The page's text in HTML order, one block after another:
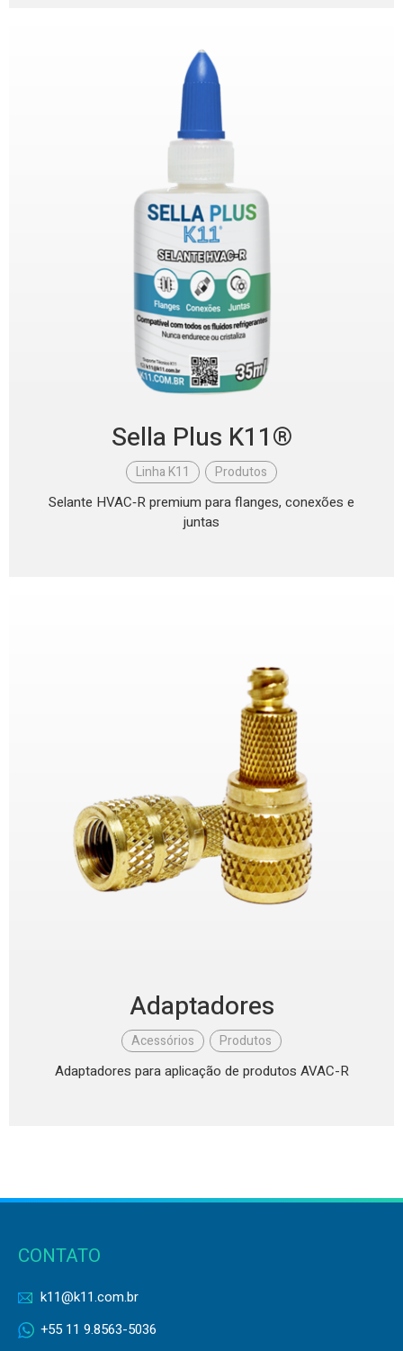
Sella Plus K11®
Linha K11 Produtos
Selante HVAC‑R premium para flanges, conexões e
juntas
Adaptadores
Acessórios Produtos
Adaptadores para aplicação de produtos AVAC-R
CONTATO
k11@k11.com.br
+55 11 9.8563-5036